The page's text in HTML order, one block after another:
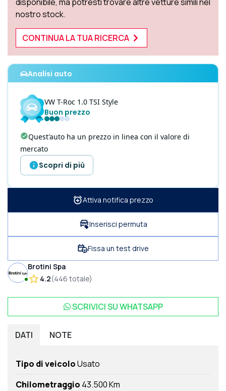
disponibile, ma potresti trovare altre vetture simili nel
nostro stock.
CONTINUA LA TUA RICERCA
Analisi auto
VW T-Roc 1.0 TSI Style
Buon prezzo
Quest'auto ha un prezzo in linea con il valore di
mercato
Scopri di più
Attiva notifica prezzo
Inserisci permuta
Fissa un test drive
Brotini Spa
4.2(446 totale)
SCRIVICI SUWHATSAPP
DATI NOTE
Tipo di veicoloUsato
Chilometraggio 43.500 Km